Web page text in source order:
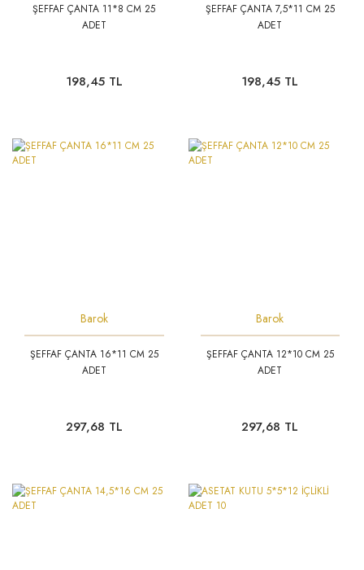
ŞEFFAF ÇANTA 11*8 CM 25
ADET
198,45 TL
ŞEFFAF ÇANTA 7,5*11 CM 25
ADET
198,45 TL
Barok
ŞEFFAF ÇANTA 16*11 CM 25
ADET
297,68 TL
Barok
ŞEFFAF ÇANTA 12*10 CM 25
ADET
297,68 TL